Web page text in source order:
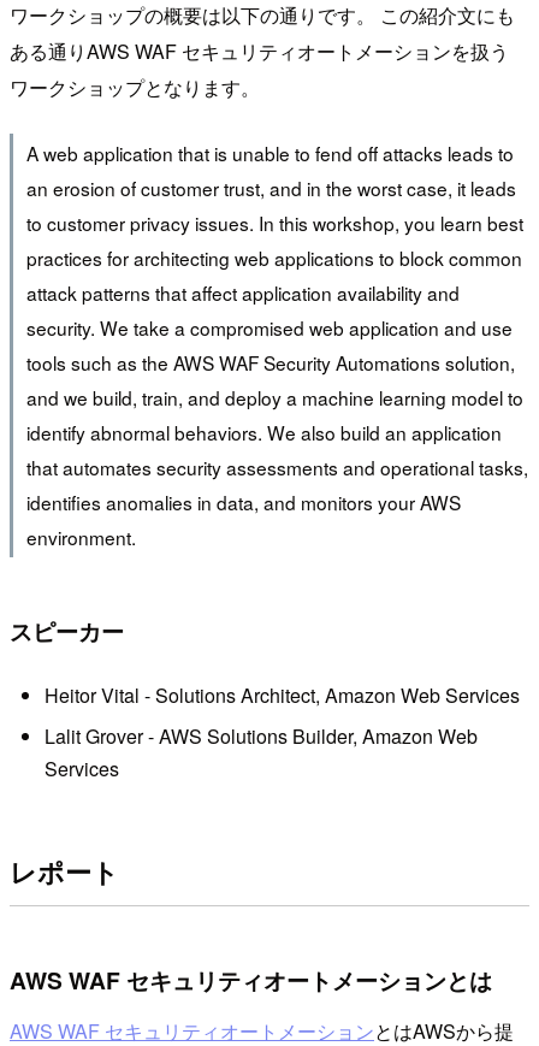
ワークショップの概要は以下の通りです。 この紹介文にも
ある通りAWS WAF セキュリティオートメーションを扱う
ワークショップとなります。
A web application that is unable to fend off attacks leads to
an erosion of customer trust, and in the worst case, it leads
to customer privacy issues. In this workshop, you learn best
practices for architecting web applications to block common
attack patterns that affect application availability and
security. We take a compromised web application and use
tools such as the AWS WAF Security Automations solution,
and we build, train, and deploy a machine learning model to
identify abnormal behaviors. We also build an application
that automates security assessments and operational tasks,
identifies anomalies in data, and monitors your AWS
environment.
スピーカー
Heitor Vital - Solutions Architect, Amazon Web Services
Lalit Grover - AWS Solutions Builder, Amazon Web
Services
レポート
AWS WAF セキュリティオートメーションとは
AWS WAF セキュリティオートメーションとはAWSから提